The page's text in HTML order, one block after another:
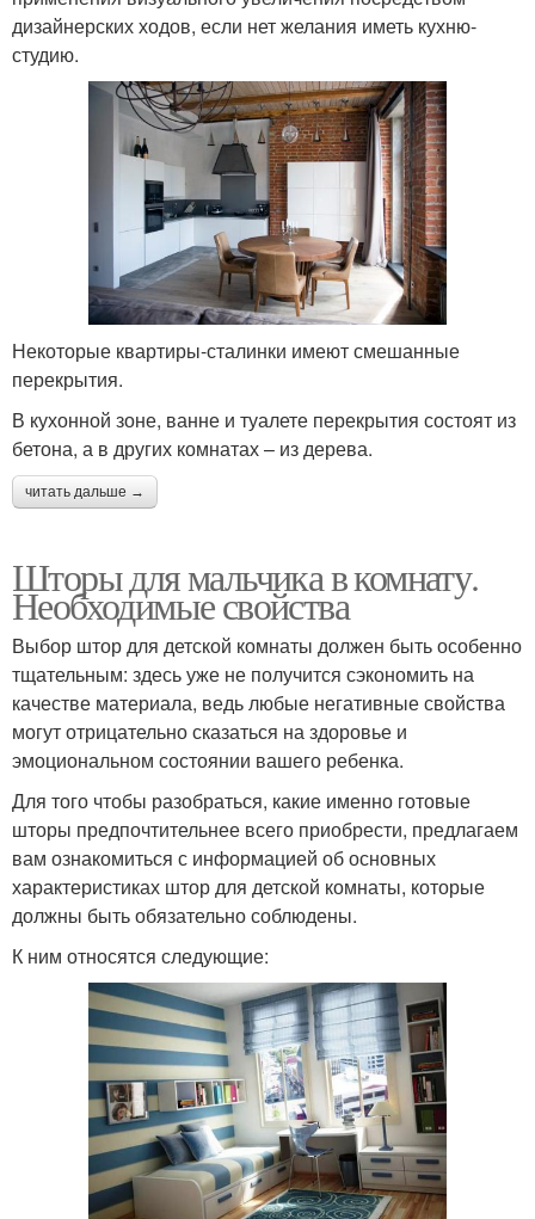
дизайнерских ходов, если нет желания иметь кухню-
студию.
Некоторые квартиры-сталинки имеют смешанные
перекрытия.
В кухонной зоне, ванне и туалете перекрытия состоят из
бетона, а в других комнатах – из дерева.
читать дальше →
Шторы для мальчика в комнату.
Необходимые свойства
Выбор штор для детской комнаты должен быть особенно
тщательным: здесь уже не получится сэкономить на
качестве материала, ведь любые негативные свойства
могут отрицательно сказаться на здоровье и
эмоциональном состоянии вашего ребенка.
Для того чтобы разобраться, какие именно готовые
шторы предпочтительнее всего приобрести, предлагаем
вам ознакомиться с информацией об основных
характеристиках штор для детской комнаты, которые
должны быть обязательно соблюдены.
К ним относятся следующие: